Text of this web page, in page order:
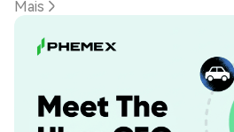
Mais